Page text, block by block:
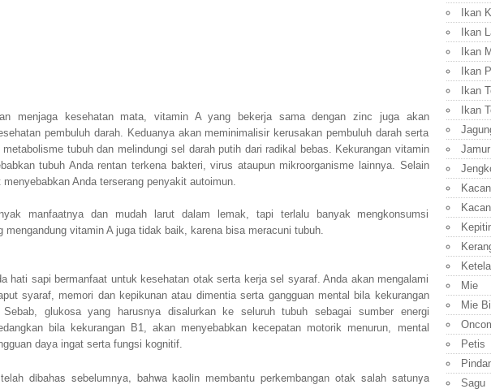
menjaga kesehatan mata, vitamin A yang bekerja sama dengan zinc juga akan
pembuluh darah. Keduanya akan meminimalisir kerusakan pembuluh darah serta
metabolisme tubuh dan melindungi sel darah putih dari radikal bebas. Kekurangan vitamin
tubuh Anda rentan terkena bakteri, virus ataupun mikroorganisme lainnya. Selain
menyebabkan Anda terserang penyakit autoimun.
manfaatnya dan mudah larut dalam lemak, tapi terlalu banyak mengkonsumsi
mengandung vitamin A juga tidak baik, karena bisa meracuni tubuh.
hati sapi bermanfaat untuk kesehatan otak serta kerja sel syaraf. Anda akan mengalami
syaraf, memori dan kepikunan atau dimentia serta gangguan mental bila kekurangan
glukosa yang harusnya disalurkan ke seluruh tubuh sebagai sumber energi
bila kekurangan B1, akan menyebabkan kecepatan motorik menurun, mental
daya ingat serta fungsi kognitif.
dibahas sebelumnya, bahwa kaolin membantu perkembangan otak salah satunya
Ikan
Ikan
Ikan
Ikan
Ikan
Ikan
Jamur
Ketela
Mie
Mie
Petis
Sagu